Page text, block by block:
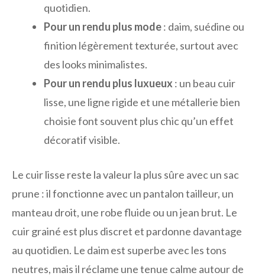
quotidien.
Pour un rendu plus mode: daim, suédine ou
finition légèrement texturée, surtout avec
des looks minimalistes.
Pour un rendu plus luxueux : un beau cuir
lisse, une ligne rigide et une métallerie bien
choisie font souvent plus chic qu’un effet
décoratif visible.
Le cuir lisse reste la valeur la plus sûre avec un sac
prune : il fonctionne avec un pantalon tailleur, un
manteau droit, une robe fluide ou un jean brut. Le
cuir grainé est plus discret et pardonne davantage
au quotidien. Le daim est superbe avec les tons
neutres, mais il réclame une tenue calme autour de